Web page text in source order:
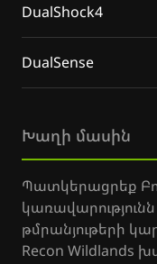
Խաղի մասին
Պատկերացրեք
կառավարությունն
թմրանյութերի
Recon Wildlands
DualShock4
DualSense